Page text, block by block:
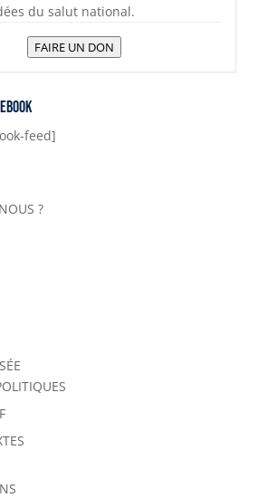
du salut national.
FAIRE UN DON
feed]
?